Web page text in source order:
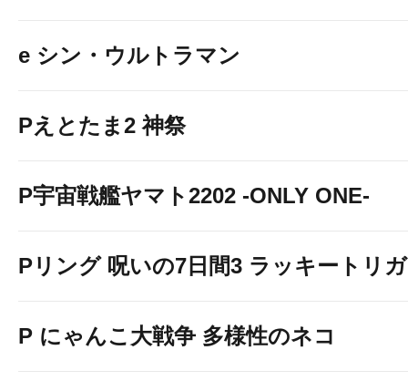
e シン・ウルトラマン
Pえとたま2 神祭
P宇宙戦艦ヤマト2202 -ONLY ONE-
Pリング 呪いの7日間3 ラッキートリ
P にゃんこ大戦争 多様性のネコ